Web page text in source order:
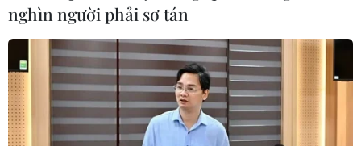
Ngoại trưởng Cuba lên án các biện pháp
trừng phạt mới của Mỹ
21/08/2021 02:05
Người đứng đầu ngành ngoại giao Cuba khẳng định:
nghìn người phải sơ tán